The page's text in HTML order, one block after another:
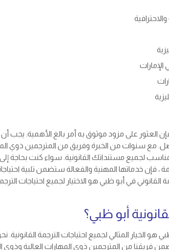
الإمارات
فإن العثور على مزود موثوق به أمر بالغ الأهمية. يجب
مع سنوات من الخبرة وفريق من المترجمين ذوي
لجميع مستنداتك القانونية. سواء كنت بحاجة
، فإن خدماتها المهنية والفعالة ستضمن تلبية
القانوني في أبو ظبي هو الاختيار لجميع احتياجات
أبو ظبي؟
هو الخيار المثالي لجميع احتياجات الترجمة
فريقنا من المترجمين ذوي المهارات العالية وذوي